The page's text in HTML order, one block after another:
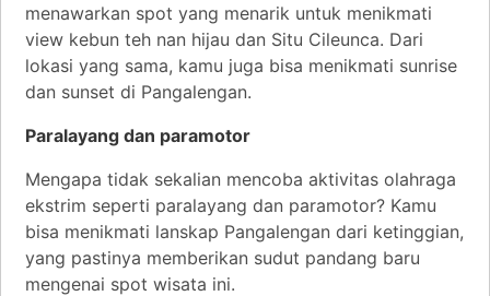
menawarkan spot yang menarik untuk menikmati
view kebun teh nan hijau dan Situ Cileunca. Dari
lokasi yang sama, kamu juga bisa menikmati sunrise
dan sunset di Pangalengan.
Paralayang dan paramotor
Mengapa tidak sekalian mencoba aktivitas olahraga
ekstrim seperti paralayang dan paramotor? Kamu
bisa menikmati lanskap Pangalengan dari ketinggian,
yang pastinya memberikan sudut pandang baru
mengenai spot wisata ini.